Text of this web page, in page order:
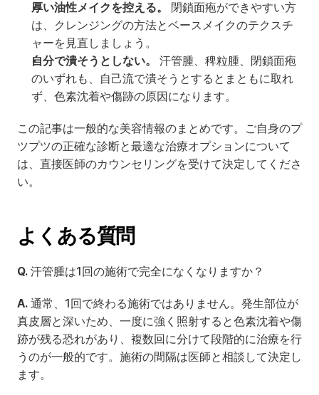
厚い油性メイクを控える。
閉鎖面疱ができやすい方
は、クレンジングの方法とベースメイクのテクスチ
ャーを見直しましょう。
自分で潰そうとしない。
汗管腫、稗粒腫、閉鎖面疱
のいずれも、自己流で潰そうとするとまともに取れ
ず、色素沈着や傷跡の原因になります。
この記事は一般的な美容情報のまとめです。ご自身のプ
ツプツの正確な診断と最適な治療オプションについて
は、直接医師のカウンセリングを受けて決定してくださ
い。
よくある質問
Q. 汗管腫は1回の施術で完全になくなりますか？
A. 通常、1回で終わる施術ではありません。発生部位が
真皮層と深いため、一度に強く照射すると色素沈着や傷
跡が残る恐れがあり、複数回に分けて段階的に治療を行
うのが一般的です。施術の間隔は医師と相談して決定し
ます。